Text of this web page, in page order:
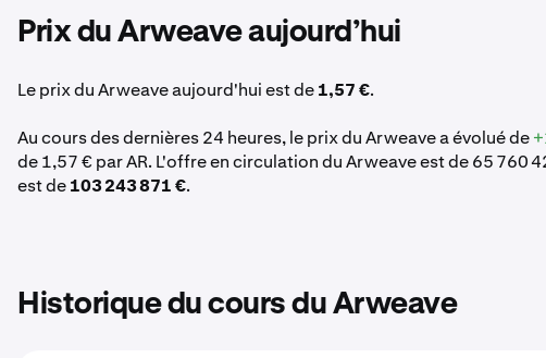
Prix du Arweave aujourd’hui
Le prix du Arweave aujourd'hui est de1,57 €.
Au cours des dernières 24 heures, le prix du Arweave a évolué de
de 1,57 € par AR. L'offre en circulation du Arweave est de 65 760
est de103 243 871 €.
Historique du cours du Arweave